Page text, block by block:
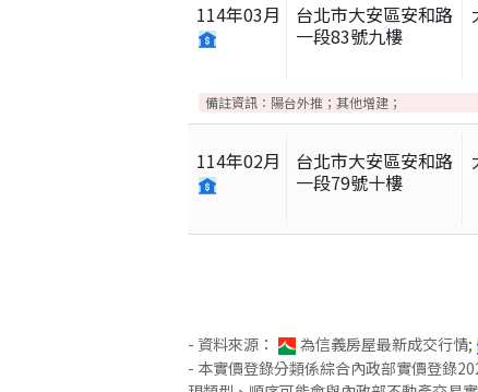
114年03月
台北市大安區安和路
一段83號九樓
備註資訊： 陽台外推；其他增建；
114年02月
台北市大安區安和路
一段79號十樓
- 資料來源： 為信義房屋最新成交行情;
- 本實價登錄分類係綜合內政部實價登錄